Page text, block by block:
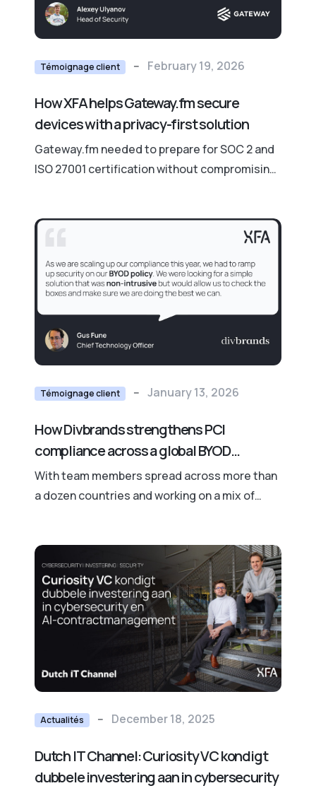
Témoignage client -- February 19, 2026
How XFA helps Gateway.fm secure
devices with a privacy-first solution
Gateway.fm needed to prepare for SOC 2 and
ISO 27001 certification without compromising
perfect balance.
Témoignage client -- January 13, 2026
How Divbrands strengthens PCI
compliance across a global BYOD
workforce with XFA
With team members spread across more than
a dozen countries and working on a mix of
solution that could scale easily while keeping
day-to-day work without friction.
Actualités -- December 18, 2025
Dutch IT Channel: Curiosity VC kondigt
dubbele investering aan in cybersecurity